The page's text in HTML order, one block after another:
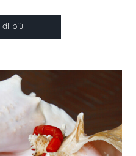
di più